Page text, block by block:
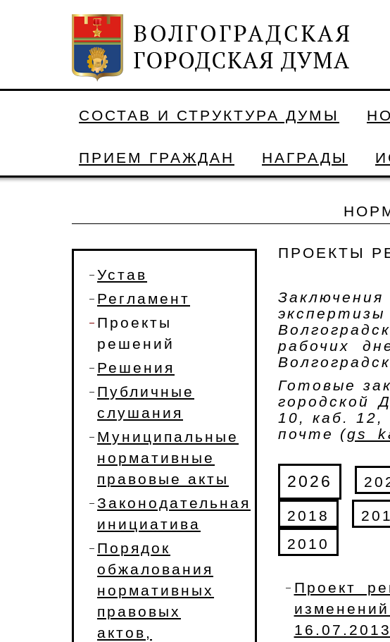
СОСТАВ И СТРУКТУРА ДУМЫ
ПРИЕМ ГРАЖДАН НАГРАДЫ
Устав
Регламент
Проекты
решений
Решения
Публичные
слушания
Муниципальные
нормативные
правовые акты
Законодательная
инициатива
Порядок
обжалования
нормативных
правовых
актов,
ПРОЕКТЫ
рабочих
Готовые
городской
10, каб. 12,
почте (
2026
2018
2010
Проект